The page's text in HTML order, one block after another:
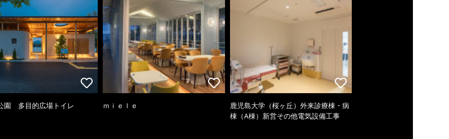
園 多目的広場トイレ ｍｉｅｌｅ
鹿児島大学（桜ヶ丘）外来診療棟・病
棟（A棟）新営その他電気設備工事